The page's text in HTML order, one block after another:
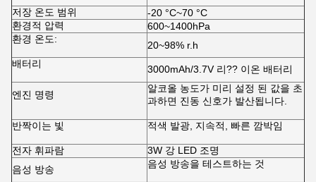
저장 온도 범위
-20 °C~70 °C
환경적 압력
600~1400hPa
환경 온도:
20~98% r.h
배터리
3000mAh/3.7V 리?? 이온 배터리
엔진 명령
알코올 농도가 미리 설정 된 값을 초
과하면 진동 신호가 발산됩니다.
반짝이는 빛 적색 발광, 지속적, 빠른 깜박임
전자 휘파람
3W 강 LED 조명
음성 방송
음성 방송을 테스트하는 것